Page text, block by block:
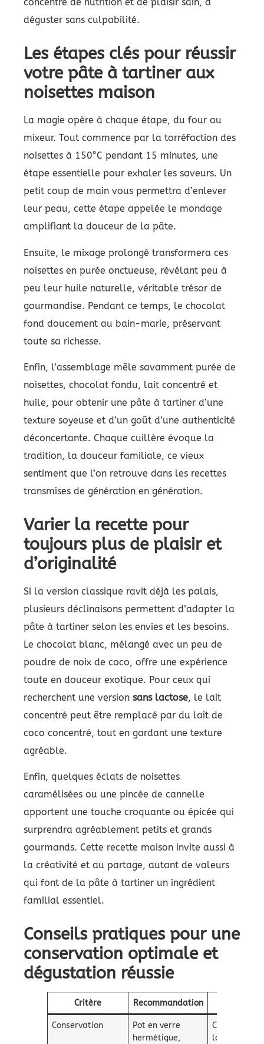
déguster sans culpabilité.
Les étapes clés pour réussir
votre pâte à tartiner aux
noisettes maison
La magie opère à chaque étape, du four au
mixeur. Tout commence par la torréfaction des
noisettes à 150°C pendant 15 minutes, une
étape essentielle pour exhaler les saveurs. Un
petit coup de main vous permettra d’enlever
leur peau, cette étape appelée le mondage
amplifiant la douceur de la pâte.
Ensuite, le mixage prolongé transformera ces
noisettes en purée onctueuse, révélant peu à
peu leur huile naturelle, véritable trésor de
gourmandise. Pendant ce temps, le chocolat
fond doucement au bain-marie, préservant
toute sa richesse.
Enfin, l’assemblage mêle savamment purée de
noisettes, chocolat fondu, lait concentré et
huile, pour obtenir une pâte à tartiner d’une
texture soyeuse et d’un goût d’une authenticité
déconcertante. Chaque cuillère évoque la
tradition, la douceur familiale, ce vieux
sentiment que l’on retrouve dans les recettes
transmises de génération en génération.
Varier la recette pour
toujours plus de plaisir et
d’originalité
Si la version classique ravit déjà les palais,
plusieurs déclinaisons permettent d’adapter la
pâte à tartiner selon les envies et les besoins.
Le chocolat blanc, mélangé avec un peu de
poudre de noix de coco, offre une expérience
toute en douceur exotique. Pour ceux qui
recherchent une version sans lactose, le lait
concentré peut être remplacé par du lait de
coco concentré, tout en gardant une texture
agréable.
Enfin, quelques éclats de noisettes
caramélisées ou une pincée de cannelle
apportent une touche croquante ou épicée qui
surprendra agréablement petits et grands
gourmands. Cette recette maison invite aussi à
la créativité et au partage, autant de valeurs
qui font de la pâte à tartiner un ingrédient
familial essentiel.
Conseils pratiques pour une
conservation optimale et
dégustation réussie
Critère Recommandation
Conservation
Pot en verre
hermétique,
Conserve
la texture